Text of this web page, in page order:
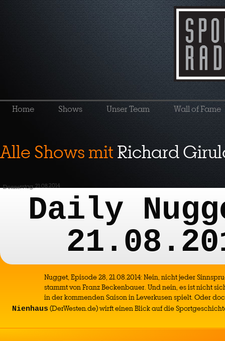
Home Shows Unser Team Wall of Fame
Alle Shows mitRichard
Donnerstag, 21.08.2014
Daily
Nugget, Episode 28, 21.08.2014: Nein, nicht jeder
stammt von Franz Beckenbauer. Und nein, es ist nicht
in der kommenden Saison in Leverkusen spielt. Oder
Nienhaus (DerWesten.de) wirft einen Blick auf die